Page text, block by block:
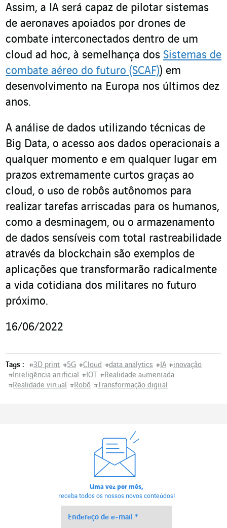
Assim, a IA será capaz de pilotar sistemas
de aeronaves apoiados por drones de
combate interconectados dentro de um
cloud ad hoc, à semelhança dos Sistemas de
combate aéreo do futuro (SCAF)) em
desenvolvimento na Europa nos últimos dez
anos.
A análise de dados utilizando técnicas de
Big Data, o acesso aos dados operacionais a
qualquer momento e em qualquer lugar em
prazos extremamente curtos graças ao
cloud, o uso de robôs autônomos para
realizar tarefas arriscadas para os humanos,
como a desminagem, ou o armazenamento
de dados sensíveis com total rastreabilidade
através da blockchain são exemplos de
aplicações que transformarão radicalmente
a vida cotidiana dos militares no futuro
próximo.
16/06/2022
Tags : #3D print #5G #Cloud #data analytics #IA #inovação
#Inteligência artificial #IOT #Realidade aumentada
#Realidade virtual #Robô #Transformação digital
Uma vez por mês,
receba todos os nossos novos conteúdos!